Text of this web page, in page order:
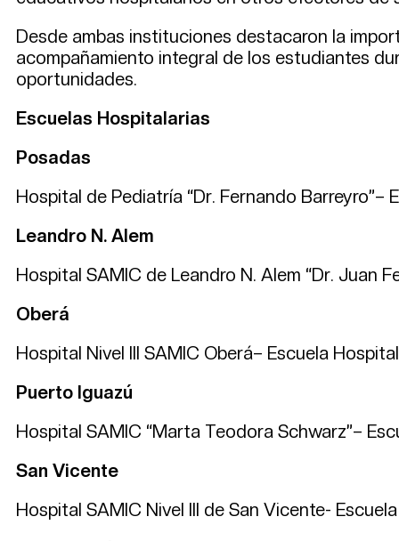
Desde ambas instituciones destacaron la
acompañamiento integral de los estudiantes
oportunidades.
Escuelas Hospitalarias
Posadas
Hospital de Pediatría “Dr. Fernando Barreyro”–
Leandro N. Alem
Hospital SAMIC de Leandro N. Alem “Dr. Juan
Oberá
Hospital Nivel III SAMIC Oberá– Escuela
Puerto Iguazú
Hospital SAMIC “Marta Teodora Schwarz”–
San Vicente
Hospital SAMIC Nivel III de San Vicente-